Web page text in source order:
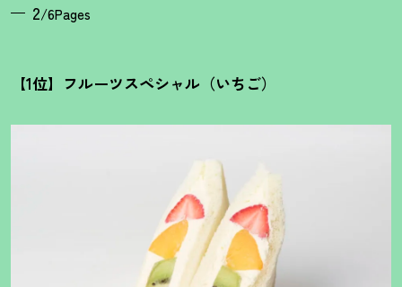
2/6Pages
【1位】フルーツスペシャル（いちご）